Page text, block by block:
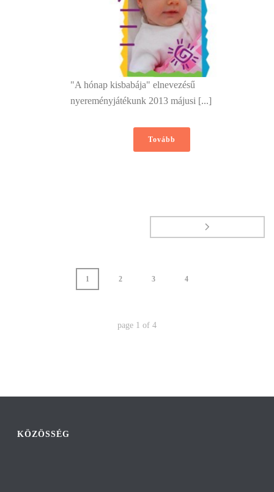
"A hónap kisbabája" elnevezésű
nyereményjátékunk 2013 májusi [...]
Tovább
1 2 3 4
page 1 of 4
KÖZÖSSÉG